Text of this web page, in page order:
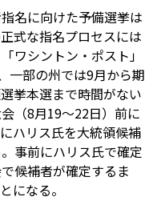
名に向けた予備選挙は
式な指名プロセスには
ワシントン・ポスト」
一部の州では9月から期
挙本選まで時間がない
（8月19～22日）前に
ハリス氏を大統領候補
事前にハリス氏で確定
候補者が確定するま
になる。